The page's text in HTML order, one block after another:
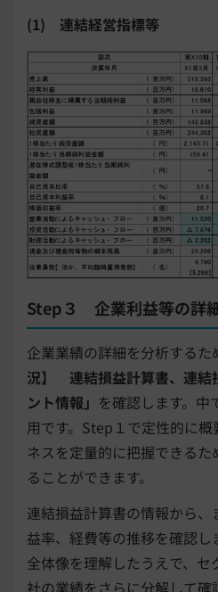
(1) 連結経営指標等
Step３ 企業利益等の詳
企業業績の詳細を分析するた
況】 連結損益計算書、連結
ント情報」 を確認します。中
用です。Step１で定性的に
ネスを定量的に把握できる
ることができます。
連結損益計算書の情報から
益率、経費等の推移を確認し
全体像を理解したうえで、